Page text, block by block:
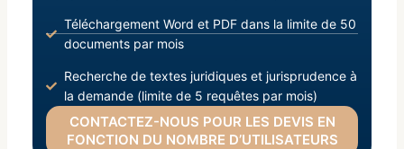
Téléchargement Word et PDF dans la limite de 50
documents par mois
Recherche de textes juridiques et jurisprudence à
la demande (limite de 5 requêtes par mois)
CONTACTEZ-NOUS POUR LES DEVIS EN
FONCTION DU NOMBRE D’UTILISATEURS